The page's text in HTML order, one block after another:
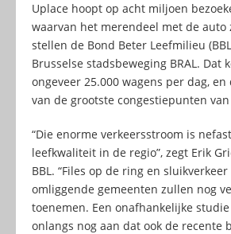
Uplace hoopt op acht miljoen
waarvan het merendeel met de auto
stellen de Bond Beter Leefmilieu
Brusselse stadsbeweging BRAL. Dat
ongeveer 25.000 wagens per dag, en
van de grootste congestiepunten
“Die enorme verkeersstroom is
leefkwaliteit in de regio”, zegt Erik
BBL. “Files op de ring en
omliggende gemeenten zullen nog
toenemen. Een onafhankelijke
onlangs nog aan dat ook de recente